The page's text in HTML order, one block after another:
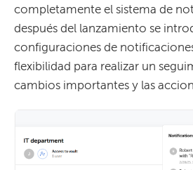
completamente el sistema de
después del lanzamiento se
configuraciones de
flexibilidad para realizar un
cambios importantes y las